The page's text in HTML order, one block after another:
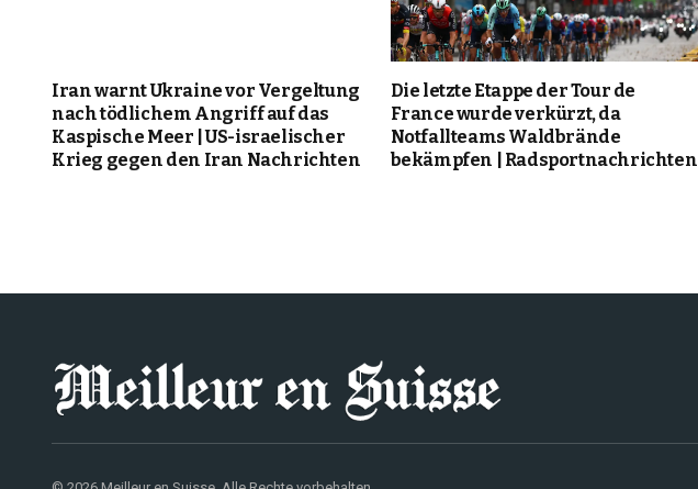
Iran warnt Ukraine vor Vergeltung
nach tödlichem Angriff auf das
Kaspische Meer | US-israelischer
Krieg gegen den Iran Nachrichten
Die letzte Etappe der Tour de
France wurde verkürzt, da
Notfallteams Waldbrände
bekämpfen | Radsportnachrichten